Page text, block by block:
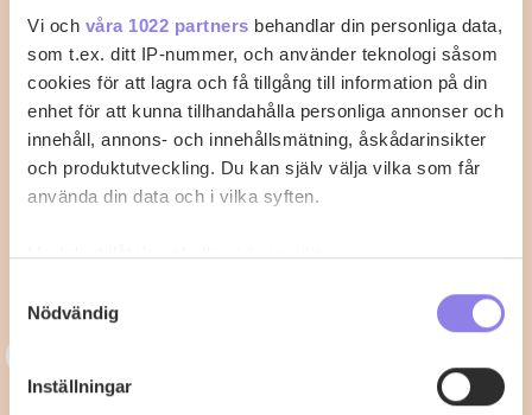
Vi och våra 1022 partners behandlar din personliga data,
som t.ex. ditt IP-nummer, och använder teknologi såsom
cookies för att lagra och få tillgång till information på din
enhet för att kunna tillhandahålla personliga annonser och
innehåll, annons- och innehållsmätning, åskådarinsikter
och produktutveckling. Du kan själv välja vilka som får
använda din data och i vilka syften.
Med din tillåtelse skulle vi även vilja:
som kan ha en noggrannhet på upp till flera meter
Ta reda på mer om hur dina personliga uppgifter
Nödvändig
Inställningar
Kycklingklubba i ugn – Så lyckas du